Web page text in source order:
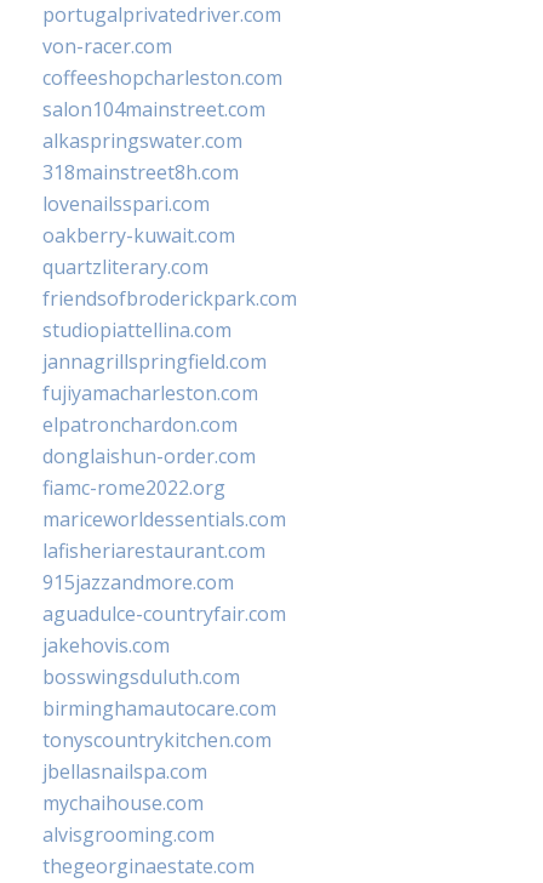
portugalprivatedriver.com
von-racer.com
coffeeshopcharleston.com
salon104mainstreet.com
alkaspringswater.com
318mainstreet8h.com
lovenailsspari.com
oakberry-kuwait.com
quartzliterary.com
friendsofbroderickpark.com
studiopiattellina.com
jannagrillspringfield.com
fujiyamacharleston.com
elpatronchardon.com
donglaishun-order.com
fiamc-rome2022.org
mariceworldessentials.com
lafisheriarestaurant.com
915jazzandmore.com
aguadulce-countryfair.com
jakehovis.com
bosswingsduluth.com
birminghamautocare.com
tonyscountrykitchen.com
jbellasnailspa.com
mychaihouse.com
alvisgrooming.com
thegeorginaestate.com